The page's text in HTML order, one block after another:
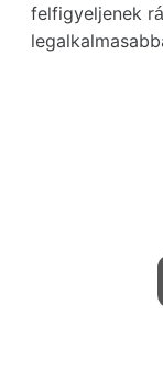
felfigyeljenek